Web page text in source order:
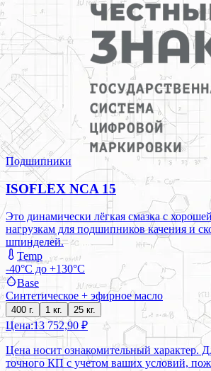
Подшипники
ISOFLEX NCA 15
Это динамически лёгкая смазка с
нагрузкам для подшипников качения и
шпинделей.
Temp
-40°C до +130°C
Base
Синтетическое + эфирное масло
400 г. 1 кг. 25 кг.
Цена:13 752,90 ₽
Цена носит ознакомительный характер.
точного КП с учетом ваших условий,